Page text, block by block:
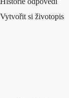
Vytvořit si životopis